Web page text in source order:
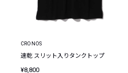
CRONOS
速乾 スリット入りタンクトップ
¥8,800